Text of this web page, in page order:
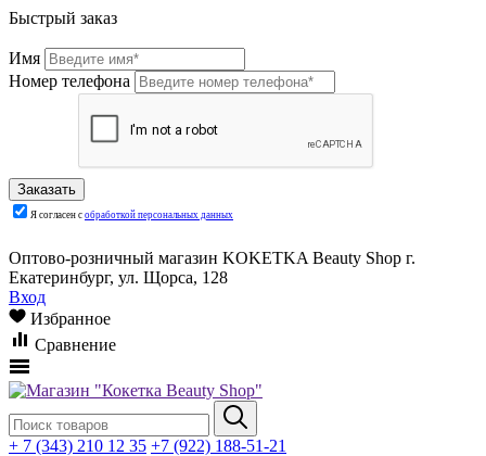
Быстрый заказ
Имя
Номер телефона
Я согласен с обработкой персональных данных
Оптово-розничный магазин KOKETKA Beauty Shop г.
Екатеринбург, ул. Щорса, 128
Вход
Избранное
Сравнение
+ 7 (343) 210 12 35 +7 (922) 188-51-21